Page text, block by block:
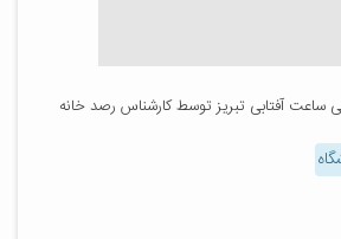
آفتابی تبریز توسط کارشناس رصد خانه